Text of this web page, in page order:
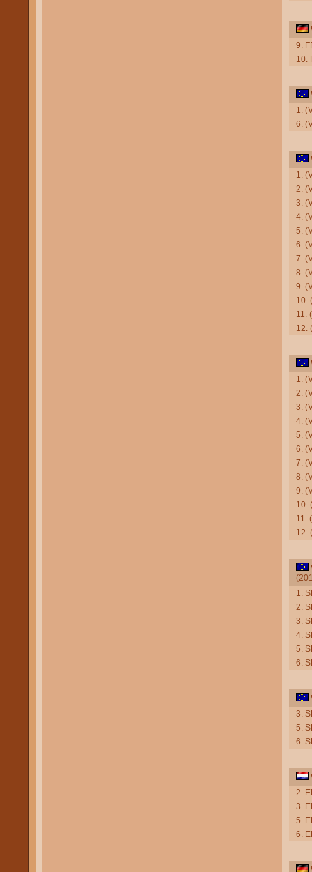
9.
10.
1.
6.
1.
2.
3.
4.
5.
6.
7.
8.
9.
10.
11.
12.
1.
2.
3.
4.
5.
6.
7.
8.
9.
10.
11.
12.
1.
2.
3.
4.
5.
6.
3.
5.
6.
2.
3.
5.
6.